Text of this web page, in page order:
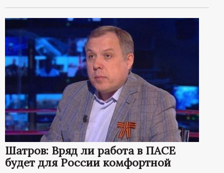
Шатров: Вряд ли работа в ПАСЕ
будет для России комфортной